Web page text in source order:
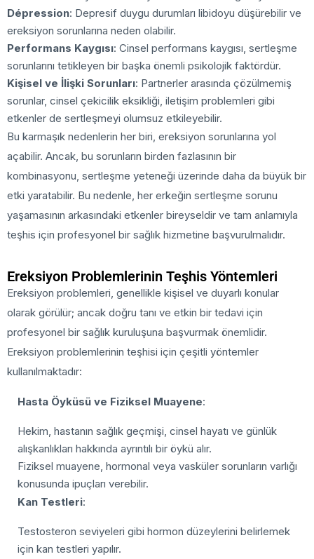
Dépression: Depresif duygu durumları libidoyu düşürebilir ve
ereksiyon sorunlarına neden olabilir.
Performans Kaygısı: Cinsel performans kaygısı, sertleşme
sorunlarını tetikleyen bir başka önemli psikolojik faktördür.
Kişisel ve İlişki Sorunları: Partnerler arasında çözülmemiş
sorunlar, cinsel çekicilik eksikliği, iletişim problemleri gibi
etkenler de sertleşmeyi olumsuz etkileyebilir.
Bu karmaşık nedenlerin her biri, ereksiyon sorunlarına yol
açabilir. Ancak, bu sorunların birden fazlasının bir
kombinasyonu, sertleşme yeteneği üzerinde daha da büyük bir
etki yaratabilir. Bu nedenle, her erkeğin sertleşme sorunu
yaşamasının arkasındaki etkenler bireyseldir ve tam anlamıyla
teşhis için profesyonel bir sağlık hizmetine başvurulmalıdır.
Ereksiyon Problemlerinin Teşhis Yöntemleri
Ereksiyon problemleri, genellikle kişisel ve duyarlı konular
olarak görülür; ancak doğru tanı ve etkin bir tedavi için
profesyonel bir sağlık kuruluşuna başvurmak önemlidir.
Ereksiyon problemlerinin teşhisi için çeşitli yöntemler
kullanılmaktadır:
Hasta Öyküsü ve Fiziksel Muayene:
Hekim, hastanın sağlık geçmişi, cinsel hayatı ve günlük
alışkanlıkları hakkında ayrıntılı bir öykü alır.
Fiziksel muayene, hormonal veya vasküler sorunların varlığı
konusunda ipuçları verebilir.
Kan Testleri:
Testosteron seviyeleri gibi hormon düzeylerini belirlemek
için kan testleri yapılır.